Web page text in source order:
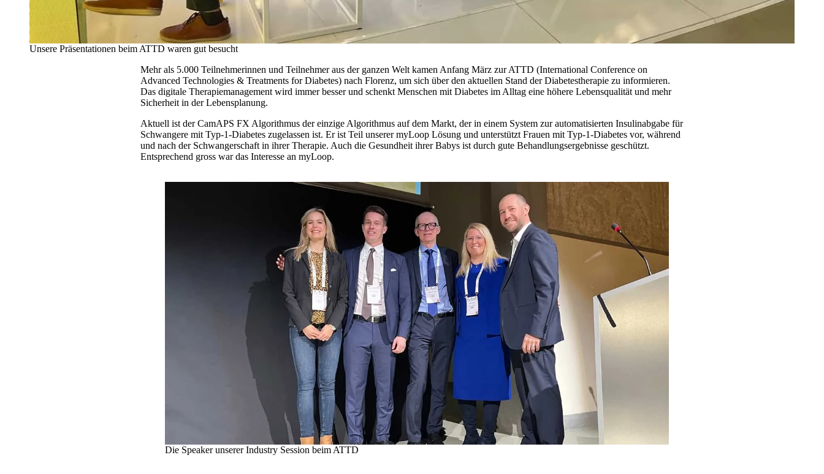
Unsere Präsentationen beim ATTD waren gut besucht
Mehr als 5.000 Teilnehmerinnen und Teilnehmer aus der ganzen Welt kamen Anfang März zur ATTD (International Conference on
Advanced Technologies & Treatments for Diabetes) nach Florenz, um sich über den aktuellen Stand der Diabetestherapie zu informieren.
Das digitale Therapiemanagement wird immer besser und schenkt Menschen mit Diabetes im Alltag eine höhere Lebensqualität und mehr
Sicherheit in der Lebensplanung.
Aktuell ist der CamAPS FX Algorithmus der einzige Algorithmus auf dem Markt, der in einem System zur automatisierten Insulinabgabe für
Schwangere mit Typ-1-Diabetes zugelassen ist. Er ist Teil unserer myLoop Lösung und unterstützt Frauen mit Typ-1-Diabetes vor, während
und nach der Schwangerschaft in ihrer Therapie. Auch die Gesundheit ihrer Babys ist durch gute Behandlungsergebnisse geschützt.
Entsprechend gross war das Interesse an myLoop.
Die Speaker unserer Industry Session beim ATTD